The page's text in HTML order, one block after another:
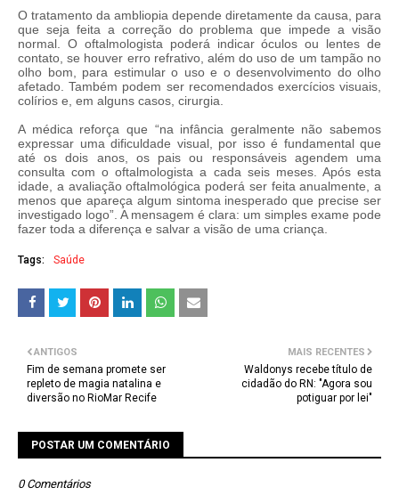
O tratamento da ambliopia depende diretamente da causa, para
que seja feita a correção do problema que impede a visão
normal. O oftalmologista poderá indicar óculos ou lentes de
contato, se houver erro refrativo, além do uso de um tampão no
olho bom, para estimular o uso e o desenvolvimento do olho
afetado. Também podem ser recomendados exercícios visuais,
colírios e, em alguns casos, cirurgia.
A médica reforça que “na infância geralmente não sabemos
expressar uma dificuldade visual, por isso é fundamental que
até os dois anos, os pais ou responsáveis agendem uma
consulta com o oftalmologista a cada seis meses. Após esta
idade, a avaliação oftalmológica poderá ser feita anualmente, a
menos que apareça algum sintoma inesperado que precise ser
investigado logo”. A mensagem é clara: um simples exame pode
fazer toda a diferença e salvar a visão de uma criança.
Tags: Saúde
MAIS RECENTES
Waldonys recebe título de
cidadão do RN: "Agora sou
potiguar por lei"
ANTIGOS
Fim de semana promete ser
repleto de magia natalina e
diversão no RioMar Recife
POSTAR UM COMENTÁRIO
0 Comentários